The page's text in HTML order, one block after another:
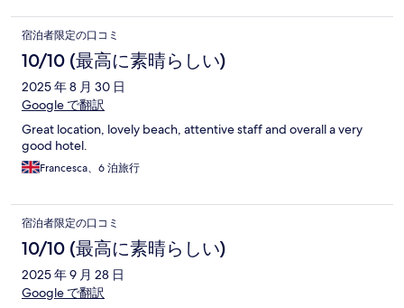
宿泊者限定の口コミ
10/10 (最高に素晴らしい)
2025 年 8 月 30 日
Google で翻訳
Great location, lovely beach, attentive staff and overall a very
good hotel.
Francesca、6 泊旅行
宿泊者限定の口コミ
10/10 (最高に素晴らしい)
2025 年 9 月 28 日
Google で翻訳